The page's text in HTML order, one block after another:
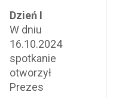
Dzień I
W dniu
16.10.2024
spotkanie
otworzył
Prezes